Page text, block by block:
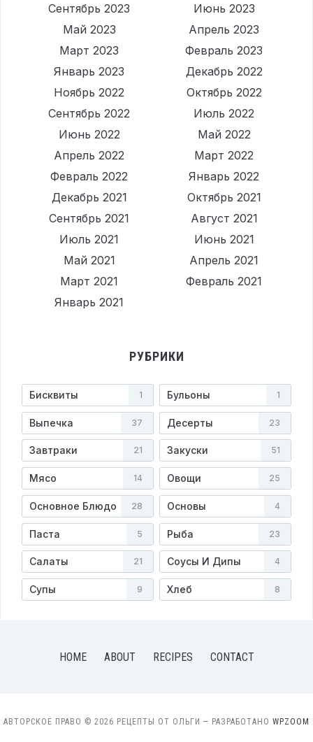
Сентябрь 2023
Июнь 2023
Май 2023
Апрель 2023
Март 2023
Февраль 2023
Январь 2023
Декабрь 2022
Ноябрь 2022
Октябрь 2022
Сентябрь 2022
Июль 2022
Июнь 2022
Май 2022
Апрель 2022
Март 2022
Февраль 2022
Январь 2022
Декабрь 2021
Октябрь 2021
Сентябрь 2021
Август 2021
Июль 2021
Июнь 2021
Май 2021
Апрель 2021
Март 2021
Февраль 2021
Январь 2021
РУБРИКИ
Бисквиты 1 Бульоны 1
Выпечка 37 Десерты 23
Завтраки 21 Закуски 51
Мясо 14 Овощи 25
Основное Блюдо 28 Основы 4
Паста 5 Рыба 23
Салаты 21 Соусы И Дипы 4
Супы 9 Хлеб 8
HOME ABOUT RECIPES CONTACT
АВТОРСКОЕ ПРАВО © 2026 РЕЦЕПТЫ ОТ ОЛЬГИ — РАЗРАБОТАНО WPZOOM